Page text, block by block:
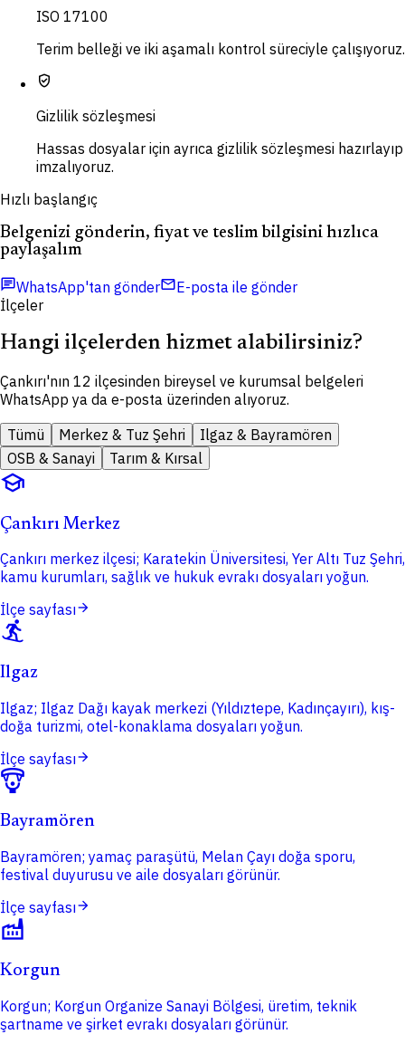
ISO 17100
Terim belleği ve iki aşamalı kontrol süreciyle çalışıyoruz.
verified_user
Gizlilik sözleşmesi
Hassas dosyalar için ayrıca gizlilik sözleşmesi hazırlayıp
imzalıyoruz.
Hızlı başlangıç
Belgenizi gönderin, fiyat ve teslim bilgisini hızlıca
paylaşalım
chatWhatsApp'tan göndermailE-posta ile gönder
İlçeler
Hangi ilçelerden hizmet alabilirsiniz?
Çankırı'nın 12 ilçesinden bireysel ve kurumsal belgeleri
WhatsApp ya da e-posta üzerinden alıyoruz.
Tümü
Merkez & Tuz Şehri
Ilgaz & Bayramören
OSB & Sanayi
Tarım & Kırsal
school
Çankırı Merkez
Çankırı merkez ilçesi; Karatekin Üniversitesi, Yer Altı Tuz Şehri,
kamu kurumları, sağlık ve hukuk evrakı dosyaları yoğun.
İlçe sayfasıarrow_forward
snowboarding
Ilgaz
Ilgaz; Ilgaz Dağı kayak merkezi (Yıldıztepe, Kadınçayırı), kış-
doğa turizmi, otel-konaklama dosyaları yoğun.
İlçe sayfasıarrow_forward
paragliding
Bayramören
Bayramören; yamaç paraşütü, Melan Çayı doğa sporu,
festival duyurusu ve aile dosyaları görünür.
İlçe sayfasıarrow_forward
factory
Korgun
Korgun; Korgun Organize Sanayi Bölgesi, üretim, teknik
şartname ve şirket evrakı dosyaları görünür.